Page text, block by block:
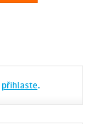
přihlaste.